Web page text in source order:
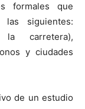
formales que
siguientes:
carretera),
y ciudades
de un estudio